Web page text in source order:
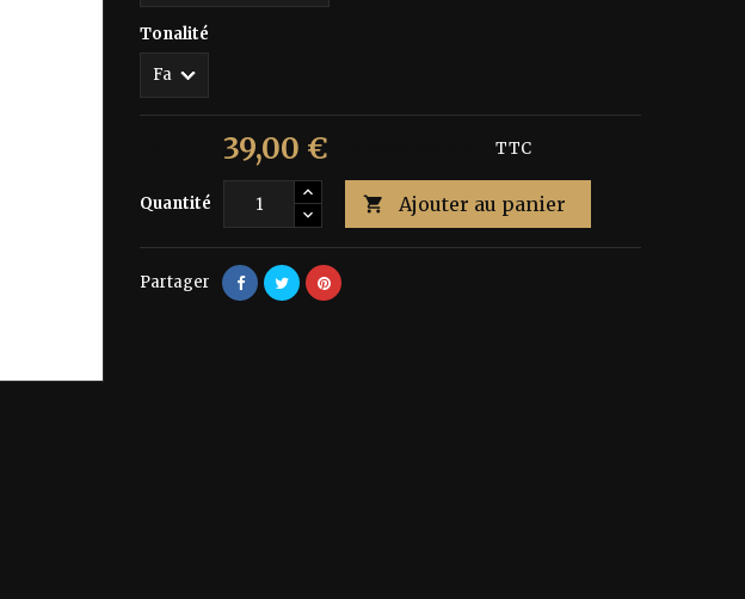
Tonalité
39,00 € TTC
Quantité  Ajouter au panier
Partager